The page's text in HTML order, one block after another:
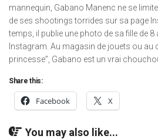
mannequin, Gabano Manenc ne se
de ses shootings torrides sur sa page
temps, il publie une photo de sa fille de
Instagram. Au magasin de jouets ou au
princesse”, Gabano est un vrai
Share this:
Facebook X
You may also like...